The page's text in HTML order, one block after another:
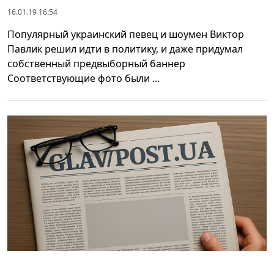
16.01.19 16:54
Популярный украинский певец и шоумен Виктор
Павлик решил идти в политику, и даже придумал
собственный предвыборный баннер
Соответствующие фото были ...